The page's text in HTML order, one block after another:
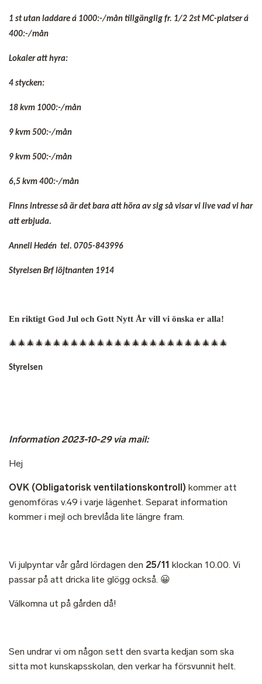
1 st utan laddare á 1000:-/mån tillgänglig fr. 1/2 2st MC-platser á
400:-/mån
Lokaler att hyra:
4 stycken:
18 kvm 1000:-/mån
9 kvm 500:-/mån
9 kvm 500:-/mån
6,5 kvm 400:-/mån
Finns intresse så är det bara att höra av sig så visar vi live vad vi har
att erbjuda.
Anneli Hedén tel. 0705-843996
Styrelsen Brf löjtnanten 1914
En riktigt God Jul och Gott Nytt År vill vi önska er alla!
🎄🎄🎄🎄🎄🎄🎄🎄🎄🎄🎄🎄🎄🎄🎄🎄🎄🎄🎄🎄🎄🎄🎄🎄🎄
Styrelsen
Information 2023-10-29 via mail:
Hej
OVK (Obligatorisk ventilationskontroll) kommer att
genomföras v.49 i varje lägenhet. Separat information
kommer i mejl och brevlåda lite längre fram.
Vi julpyntar vår gård lördagen den 25/11 klockan 10.00. Vi
passar på att dricka lite glögg också. 😀
Välkomna ut på gården då!
Sen undrar vi om någon sett den svarta kedjan som ska
sitta mot kunskapsskolan, den verkar ha försvunnit helt.